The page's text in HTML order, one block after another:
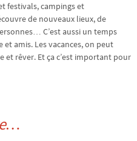
festivals, campings et
de nouveaux lieux, de
C’est aussi un temps
amis. Les vacances, on peut
et rêver. Et ça c’est important pour